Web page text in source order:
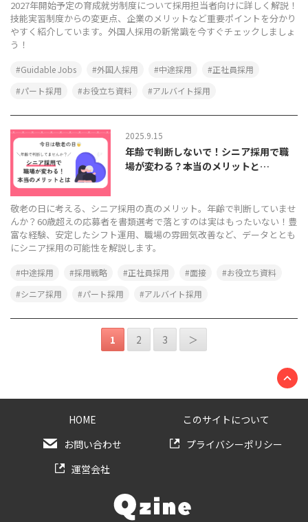
2027年開始予定の育成就労制度について採用担当者向けに詳しく解説！
技能実習制度からの変更点、企業のメリットなど重要ポイントを分かり
やすく紹介しています。外国人採用の新常識を今すぐチェックしましょ
う！
Guidable Jobs 外国人採用 中途採用
正社員採用
パート採用
お役立ち資料 アルバイト採用
2025.9.15
年齢で判断しないで！シニア採用で職
場が変わる？本当のメリットと…
敬老の日に考える、シニア採用の真のメリット。年齢で判断していませ
んか？60歳超えの応募者を書類選考で落とすのは実はもったいない！豊
富な経験、安定したシフト運用、職場の雰囲気改善など、データととも
にシニア採用の可能性を解説します。
中途採用 採用戦略 正社員採用 面接
お役立ち資料
シニア採用
パート採用 アルバイト採用
1 2 3 ＞
HOME
このサイトについて
お問い合わせ
プライバシーポリシー
運営会社